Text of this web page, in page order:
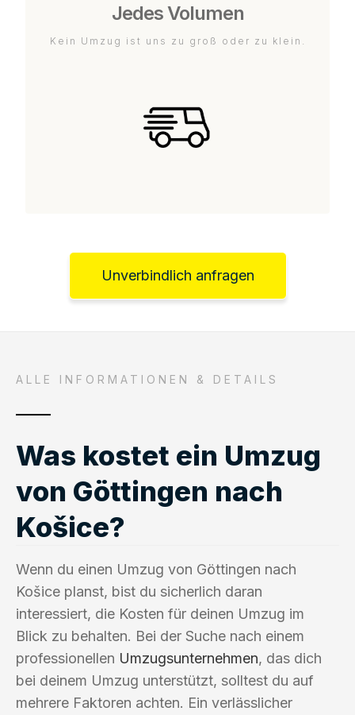
Jedes Volumen
Kein Umzug ist uns zu groß oder zu klein.
Unverbindlich anfragen
ALLE INFORMATIONEN & DETAILS
Was kostet ein Umzug
von Göttingen nach
Košice?
Wenn du einen Umzug von Göttingen nach
Košice planst, bist du sicherlich daran
interessiert, die Kosten für deinen Umzug im
Blick zu behalten. Bei der Suche nach einem
professionellen Umzugsunternehmen, das dich
bei deinem Umzug unterstützt, solltest du auf
mehrere Faktoren achten. Ein verlässlicher